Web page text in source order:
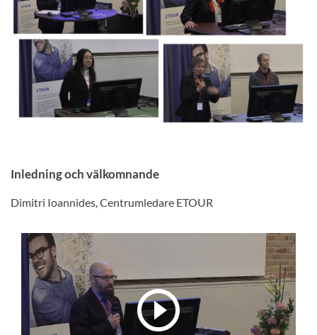
Inledning och välkomnande
Dimitri Ioannides, Centrumledare ETOUR